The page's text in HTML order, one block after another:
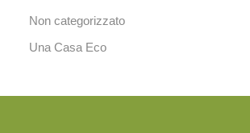
Non categorizzato
Una Casa Eco